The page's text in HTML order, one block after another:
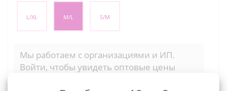
L/XL M/L S/M
Мы работаем с организациями и ИП.
Войти, чтобы увидеть оптовые цены